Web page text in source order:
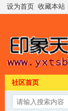
设为首页 收藏本站
社区首页